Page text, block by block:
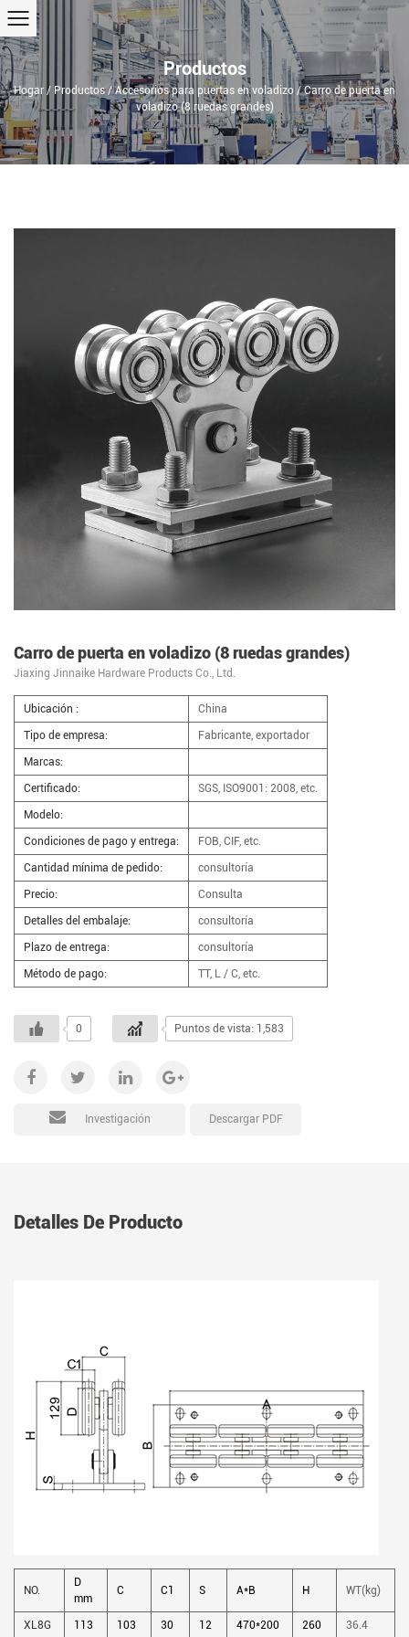
Productos
Hogar / Productos/Accesorios para puertas en voladizo /Carro de puerta en
voladizo (8 ruedas grandes)
Carro de puerta en voladizo (8 ruedas grandes)
Jiaxing Jinnaike Hardware Products Co., Ltd.
Ubicación : China
Tipo de empresa: Fabricante, exportador
Marcas:
Certificado: SGS, ISO9001: 2008, etc.
Modelo:
Condiciones de pago y entrega: FOB, CIF, etc.
Cantidad mínima de pedido: consultoría
Precio: Consulta
Detalles del embalaje: consultoría
Plazo de entrega: consultoría
Método de pago: TT, L / C, etc.
0 Puntos de vista: 1,583
Investigación Descargar PDF
Detalles De Producto
NO.
D
mm
C C1 S A*B H WT(kg)
XL8G 113 103 30 12 470*200 260 36.4